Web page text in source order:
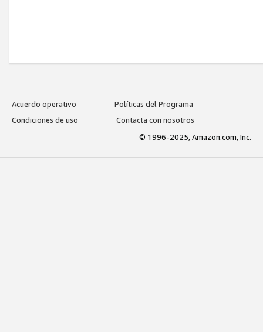
Acuerdo operativo
Políticas del Programa
Condiciones de uso
Contacta con nosotros
© 1996-2025, Amazon.com, Inc.